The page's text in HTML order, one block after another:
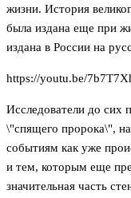
жизни. История
была издана еще при
издана в России на
https://youtu.be/
Исследователи до сих
\"спящего пророка\",
событиям как уже
и тем, которым еще
значительная часть